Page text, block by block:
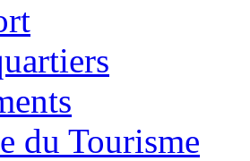
du Tourisme